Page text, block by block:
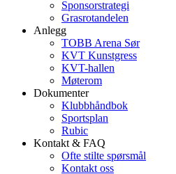
Sponsorstrategi
Grasrotandelen
Anlegg
TOBB Arena Sør
KVT Kunstgress
KVT-hallen
Møterom
Dokumenter
Klubbhåndbok
Sportsplan
Rubic
Kontakt & FAQ
Ofte stilte spørsmål
Kontakt oss